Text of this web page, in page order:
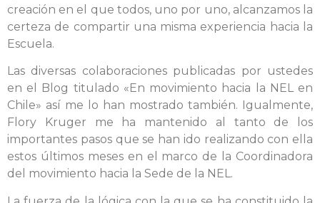
creación en el que todos, uno por uno, alcanzamos la
certeza de compartir una misma experiencia hacia la
Escuela.
Las diversas colaboraciones publicadas por ustedes
en el Blog titulado «En movimiento hacia la NEL en
Chile» así me lo han mostrado también. Igualmente,
Flory Kruger me ha mantenido al tanto de los
importantes pasos que se han ido realizando con ella
estos últimos meses en el marco de la Coordinadora
del movimiento hacia la Sede de la NEL.